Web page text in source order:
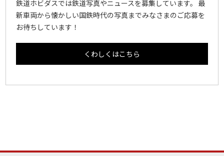
鉄道ホビダスでは鉄道写真やニュースを募集しています。 最
新車両から懐かしい国鉄時代の写真までみなさまのご応募を
お待ちしています！
くわしくはこちら